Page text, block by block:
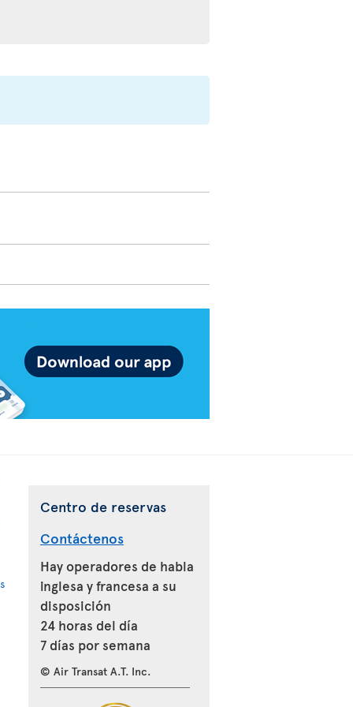
Centro de reservas
Contáctenos
Hay operadores de habla
inglesa y francesa a su
disposición
24 horas del día
7 días por semana
© Air Transat A.T. Inc.